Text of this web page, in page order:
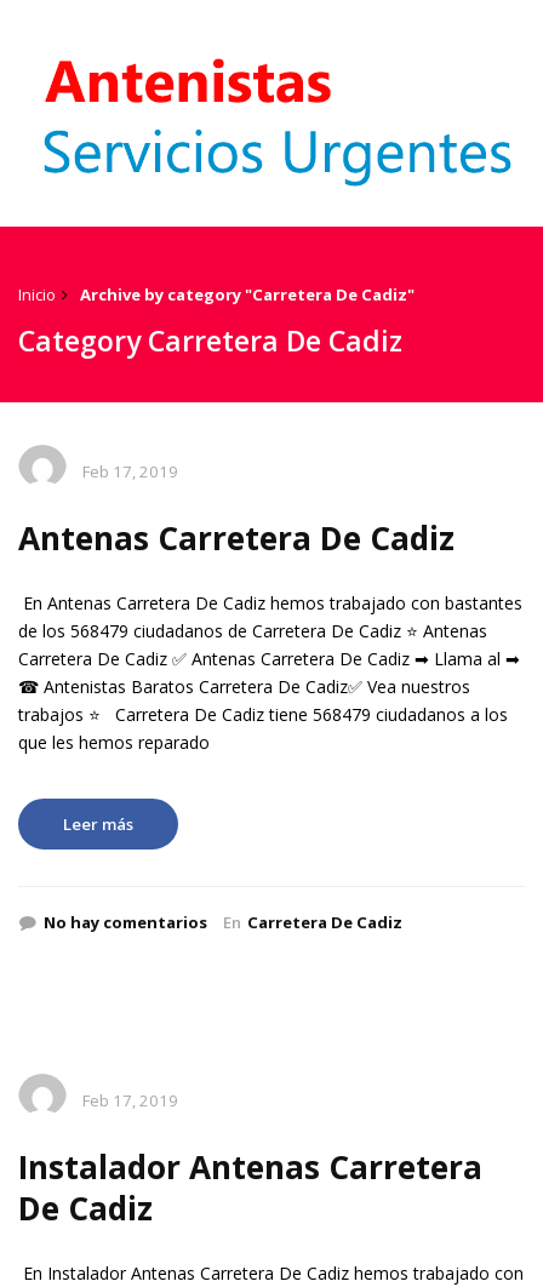
Inicio Archive by category "Carretera De Cadiz"
Category Carretera De Cadiz
Feb 17, 2019
Antenas Carretera De Cadiz
En Antenas Carretera De Cadiz hemos trabajado con bastantes
de los 568479 ciudadanos de Carretera De Cadiz ⭐ Antenas
Carretera De Cadiz ✅ Antenas Carretera De Cadiz ➡ Llama al ➡
☎ Antenistas Baratos Carretera De Cadiz✅ Vea nuestros
trabajos ⭐ Carretera De Cadiz tiene 568479 ciudadanos a los
que les hemos reparado
Leer más
No hay comentarios En Carretera De Cadiz
Feb 17, 2019
Instalador Antenas Carretera
De Cadiz
En Instalador Antenas Carretera De Cadiz hemos trabajado con